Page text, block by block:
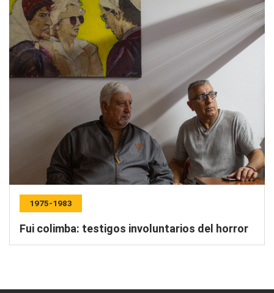
1975-1983
Fui colimba: testigos involuntarios del horror